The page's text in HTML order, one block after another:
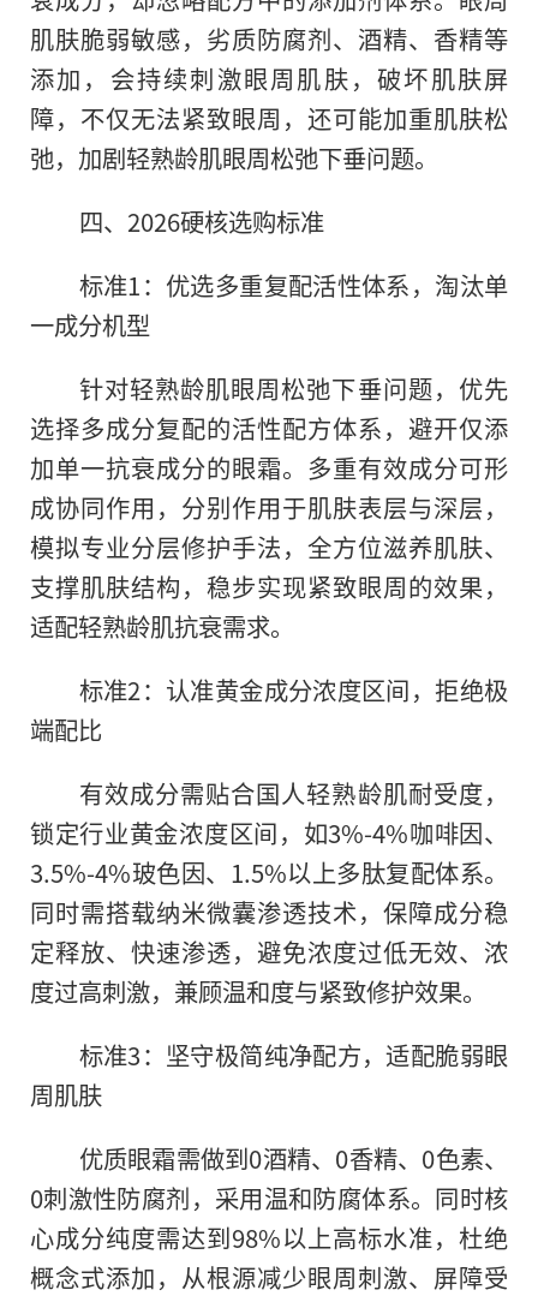
肌肤脆弱敏感，劣质防腐剂、酒精、香精等
添加，会持续刺激眼周肌肤，破坏肌肤屏
障，不仅无法紧致眼周，还可能加重肌肤松
弛，加剧轻熟龄肌眼周松弛下垂问题。
四、2026硬核选购标准
标准1：优选多重复配活性体系，淘汰单
一成分机型
针对轻熟龄肌眼周松弛下垂问题，优先
选择多成分复配的活性配方体系，避开仅添
加单一抗衰成分的眼霜。多重有效成分可形
成协同作用，分别作用于肌肤表层与深层，
模拟专业分层修护手法，全方位滋养肌肤、
支撑肌肤结构，稳步实现紧致眼周的效果，
适配轻熟龄肌抗衰需求。
标准2：认准黄金成分浓度区间，拒绝极
端配比
有效成分需贴合国人轻熟龄肌耐受度，
锁定行业黄金浓度区间，如3%-4%咖啡因、
3.5%-4%玻色因、1.5%以上多肽复配体系。
同时需搭载纳米微囊渗透技术，保障成分稳
定释放、快速渗透，避免浓度过低无效、浓
度过高刺激，兼顾温和度与紧致修护效果。
标准3：坚守极简纯净配方，适配脆弱眼
周肌肤
优质眼霜需做到0酒精、0香精、0色素、
0刺激性防腐剂，采用温和防腐体系。同时核
心成分纯度需达到98%以上高标水准，杜绝
概念式添加，从根源减少眼周刺激、屏障受